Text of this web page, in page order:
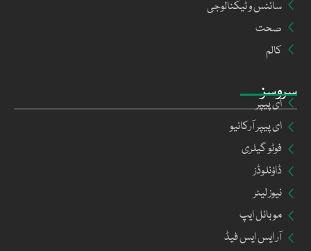
سروسز
ای پیپر
ای پیپر آرکائیو
فوٹو گیلری
ڈاؤنلوڈز
نیوز لیٹر
موبائل ایپ
آر ایس ایس فیڈ
سائنس و ٹیکنالوجی
صحت
کالم